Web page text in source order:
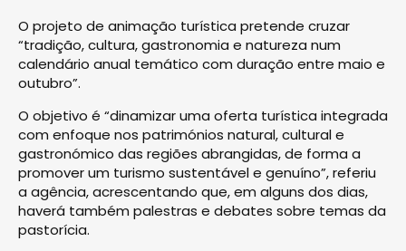
O projeto de animação turística pretende cruzar
“tradição, cultura, gastronomia e natureza num
calendário anual temático com duração entre maio e
outubro”.
O objetivo é “dinamizar uma oferta turística integrada
com enfoque nos patrimónios natural, cultural e
gastronómico das regiões abrangidas, de forma a
promover um turismo sustentável e genuíno”, referiu
a agência, acrescentando que, em alguns dos dias,
haverá também palestras e debates sobre temas da
pastorícia.